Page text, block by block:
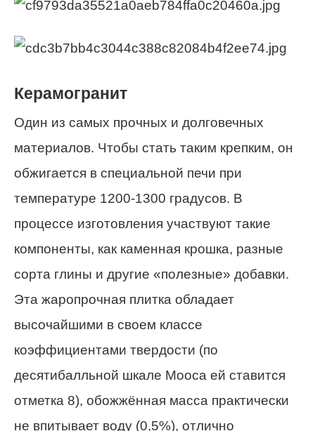
Керамогранит
Один из самых прочных и долговечных
материалов. Чтобы стать таким крепким, он
обжигается в специальной печи при
температуре 1200-1300 градусов. В
процессе изготовления участвуют такие
компоненты, как каменная крошка, разные
сорта глины и другие «полезные» добавки.
Эта жаропрочная плитка обладает
высочайшими в своем классе
коэффициентами твердости (по
десятибалльной шкале Мооса ей ставится
отметка 8), обожжённая масса практически
не впитывает воду (0,5%), отлично